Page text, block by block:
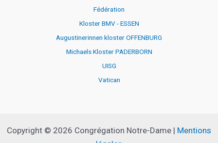
Fédération
Kloster BMV - ESSEN
Augustinerinnen kloster OFFENBURG
Michaels Kloster PADERBORN
UISG
Vatican
Copyright © 2026 Congrégation Notre-Dame | Mentions